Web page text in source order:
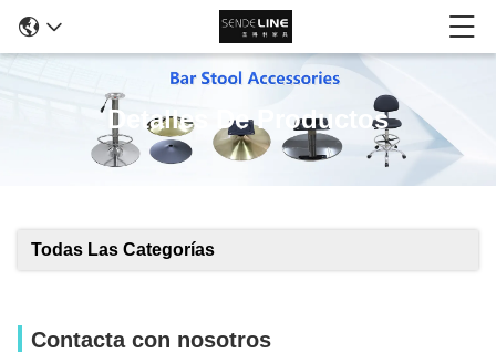
Detalles De Productos
Todas Las Categorías
Contacta con nosotros